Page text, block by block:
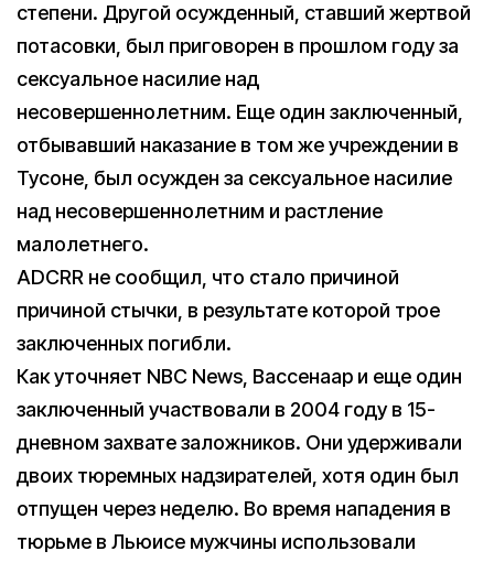
степени. Другой осужденный, ставший жертвой
потасовки, был приговорен в прошлом году за
сексуальное насилие над
несовершеннолетним. Еще один заключенный,
отбывавший наказание в том же учреждении в
Тусоне, был осужден за сексуальное насилие
над несовершеннолетним и растление
малолетнего.
ADCRR не сообщил, что стало причиной
причиной стычки, в результате которой трое
заключенных погибли.
Как уточняет NBC News, Вассенаар и еще один
заключенный участвовали в 2004 году в 15-
дневном захвате заложников. Они удерживали
двоих тюремных надзирателей, хотя один был
отпущен через неделю. Во время нападения в
тюрьме в Льюисе мужчины использовали